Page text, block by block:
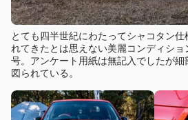
とても四半世紀にわたってシャコタン仕
れてきたとは思えない美麗コンディシ
号。アンケート用紙は無記入でしたが細
図られている。